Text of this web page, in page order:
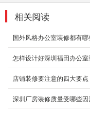
相关阅读
国外风格办公室装修都有
怎样设计好深圳福田办公室
店铺装修要注意的四大要点
深圳厂房装修质量受哪些因
中型
大中
是对
的办公
2018-